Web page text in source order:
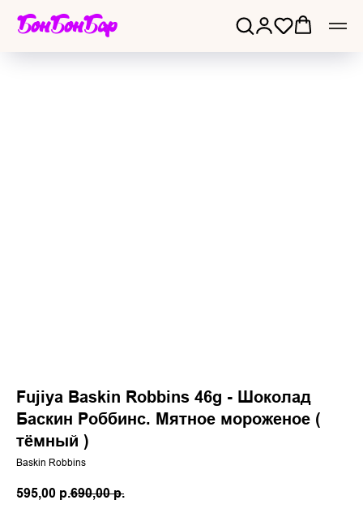
БонБонБар
Fujiya Baskin Robbins 46g - Шоколад
Баскин Роббинс. Мятное мороженое (
тёмный )
Baskin Robbins
595,00 р.690,00 р.